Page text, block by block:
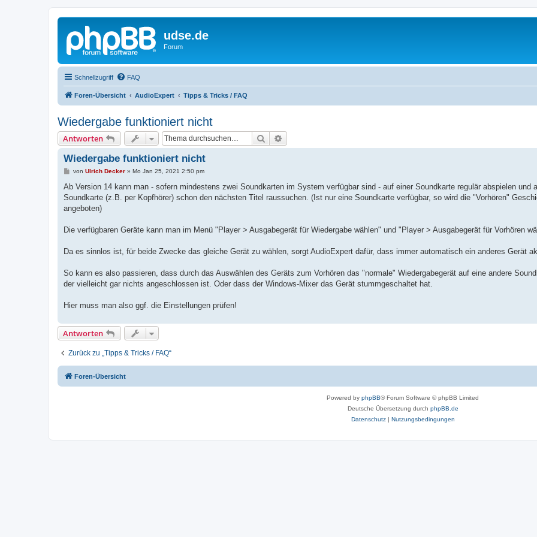
udse.de
Forum
Schnellzugriff FAQ
Foren-Übersicht AudioExpert Tipps & Tricks / FAQ
Wiedergabe funktioniert nicht
Antworten Suche
Wiedergabe funktioniert nicht
B
i
r
a
g
von Ulrich Decker» Mo Jan 25, 2021 2:50 pm
Ab Version 14 kann man - sofern mindestens zwei Soundkarten im System verfügbar sind - auf einer Soundkarte regulär abspielen und
Soundkarte (z.B. per Kopfhörer) schon den nächsten Titel raussuchen. (Ist nur eine Soundkarte verfügbar, so wird die "Vorhören"
angeboten)
Die verfügbaren Geräte kann man im Menü "Player > Ausgabegerät für Wiedergabe wählen" und "Player > Ausgabegerät für Vorhören
Da es sinnlos ist, für beide Zwecke das gleiche Gerät zu wählen, sorgt AudioExpert dafür, dass immer automatisch ein anderes Gerät
So kann es also passieren, dass durch das Auswählen des Geräts zum Vorhören das "normale" Wiedergabegerät auf eine andere
der vielleicht gar nichts angeschlossen ist. Oder dass der Windows-Mixer das Gerät stummgeschaltet hat.
Hier muss man also ggf. die Einstellungen prüfen!
Antworten
Zurück zu „Tipps & Tricks / FAQ“
Foren-Übersicht
Powered by phpBB® Forum Software © phpBB Limited
Deutsche Übersetzung durch phpBB.de
Datenschutz| Nutzungsbedingungen